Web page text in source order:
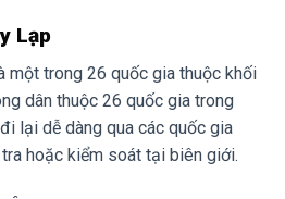
Lạp
một trong 26 quốc gia thuộc khối
dân thuộc 26 quốc gia trong
lại dễ dàng qua các quốc gia
hoặc kiểm soát tại biên giới.